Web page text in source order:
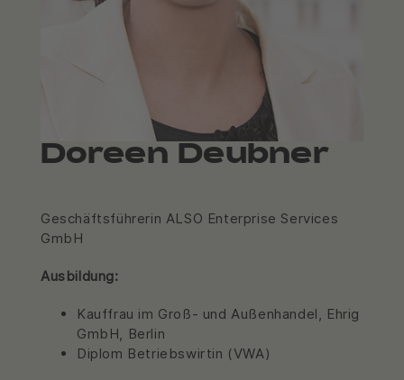
Doreen Deubner
Geschäftsführerin ALSO Enterprise Services
GmbH
Ausbildung:
Kauffrau im Groß- und Außenhandel, Ehrig
GmbH, Berlin
Diplom Betriebswirtin (VWA)